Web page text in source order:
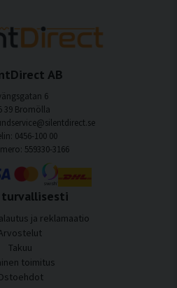
AB
6
39 Bromölla
0456-100 00
559330-3166
turvallisesti
ja reklamaatio
Takuu
toimitus